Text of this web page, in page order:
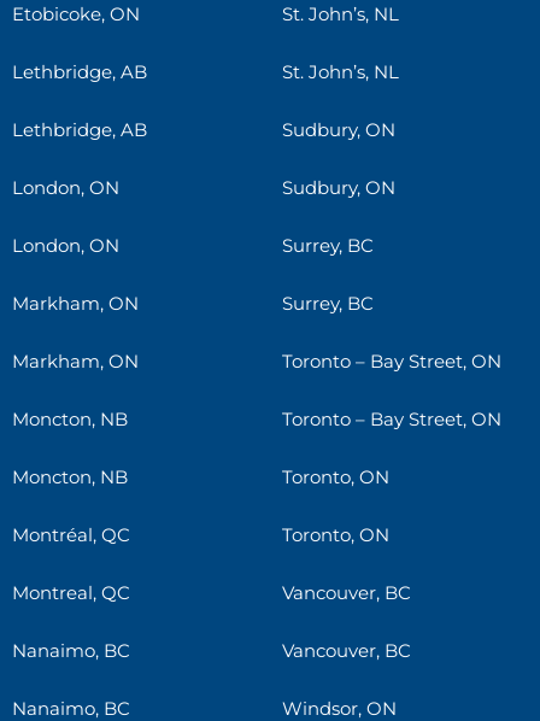
Etobicoke, ON
Lethbridge, AB
Lethbridge, AB
London, ON
London, ON
Markham, ON
Markham, ON
Moncton, NB
Moncton, NB
Montréal, QC
Montreal, QC
Nanaimo, BC
Nanaimo, BC
St. John’s, NL
St. John’s, NL
Sudbury, ON
Sudbury, ON
Surrey, BC
Surrey, BC
Toronto – Bay Street, ON
Toronto – Bay Street, ON
Toronto, ON
Toronto, ON
Vancouver, BC
Vancouver, BC
Windsor, ON